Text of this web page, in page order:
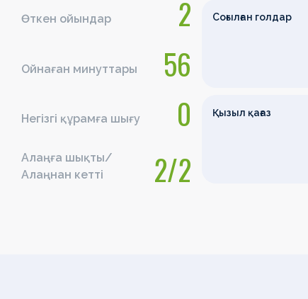
Өткен ойындар 2
Ойнаған минуттары 56
Негізгі құрамға шығу 0
Алаңға шықты/
Алаңнан кетті
2/2
Соғылған голдар
Қызыл қағаз